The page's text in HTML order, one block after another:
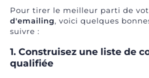
Pour tirer le meilleur parti de
d'emailing, voici quelques
suivre :
1. Construisez une liste de
qualifiée